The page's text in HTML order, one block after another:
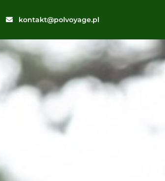
kontakt@polvoyage.pl